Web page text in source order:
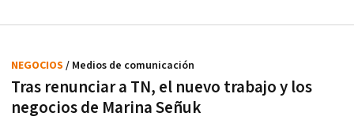
Tras renunciar a TN, el nuevo trabajo y los
negocios de Marina Señuk
NEGOCIOS / Medios de comunicación